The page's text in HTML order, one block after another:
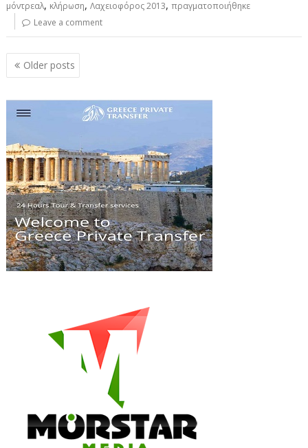
μόντρεαλ, κλήρωση,Λαχειοφόρος 2013,πραγματοποιήθηκε
Leave a comment
Posts
navigation
Older posts